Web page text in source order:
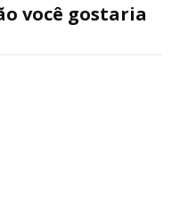
você gostaria